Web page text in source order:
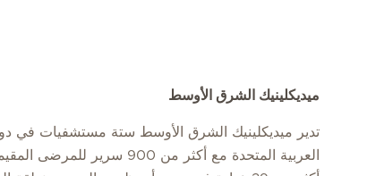
ميديكلينيك الشرق الأوسط
تدير ميديكلينيك الشرق الأوسط ستة مستشفيات في
العربية المتحدة مع أكثر من 900 سرير